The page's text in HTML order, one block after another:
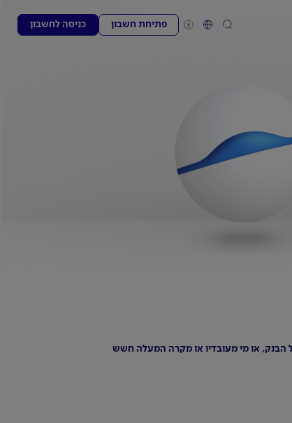
פתיחת חשבון כניסה לחשבון
הבנק, או מי מעובדיו או מקרה המעלה חשש